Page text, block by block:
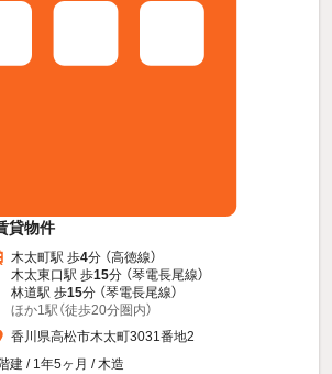
貸物件
木太町駅 歩4分 （高徳線）
木太東口駅 歩15分 （琴電長尾線）
林道駅 歩15分 （琴電長尾線）
ほか1駅（徒歩20分圏内）
香川県高松市木太町3031番地2
建 / 1年5ヶ月 / 木造